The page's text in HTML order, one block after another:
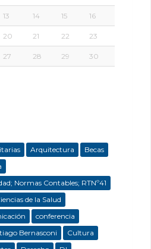
13 14 15 16
20 21 22 23
27 28 29 30
Arquitectura
Becas
Normas Contables; RTNº41
de la Salud
conferencia
Bernasconi
Cultura